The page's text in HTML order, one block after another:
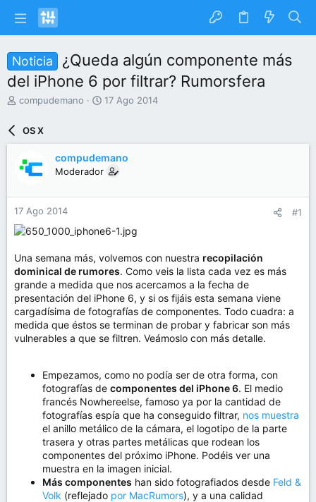
Noticia
¿Queda algún componente más
del iPhone 6 por filtrar? Rumorsfera
I
a
r
d
e
l
t
e
m
a
compudemano
F
d
e
n
c
17 Ago 2014
OS X
compudemano
Moderador
17 Ago 2014 #1
Una semana más, volvemos con nuestra recopilación
dominical de rumores. Como veis la lista cada vez es más
grande a medida que nos acercamos a la fecha de
presentación del iPhone 6, y si os fijáis esta semana viene
cargadísima de fotografías de componentes. Todo cuadra: a
medida que éstos se terminan de probar y fabricar son más
vulnerables a que se filtren. Veámoslo con más detalle.
Empezamos, como no podía ser de otra forma, con
fotografías de componentes del iPhone 6. El medio
francés Nowhereelse, famoso ya por la cantidad de
fotografías espía que ha conseguido filtrar, nos muestra
el anillo metálico de la cámara, el logotipo de la parte
trasera y otras partes metálicas que rodean los
componentes del próximo iPhone. Podéis ver una
muestra en la imagen inicial.
Más componentes han sido fotografiados desde Feld &
Volk (reflejado por MacRumors), y a una calidad